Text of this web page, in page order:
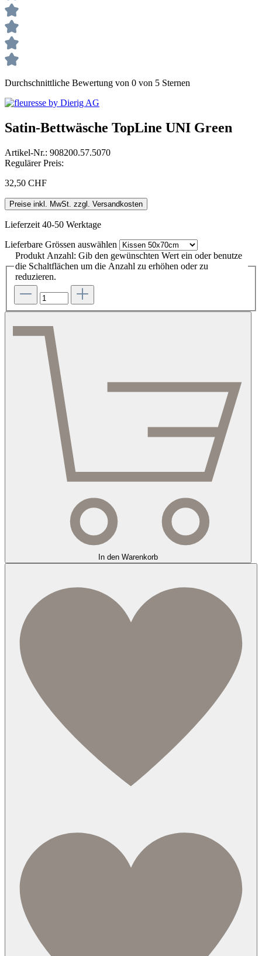
Durchschnittliche Bewertung von 0 von 5 Sternen
Satin-Bettwäsche TopLine UNI Green
Artikel-Nr.: 908200.57.5070
Regulärer Preis:
32,50 CHF
Preise inkl. MwSt. zzgl. Versandkosten
Lieferzeit 40-50 Werktage
Lieferbare Grössen auswählen
Produkt Anzahl: Gib den gewünschten Wert ein oder benutze
die Schaltflächen um die Anzahl zu erhöhen oder zu
reduzieren.
In den Warenkorb